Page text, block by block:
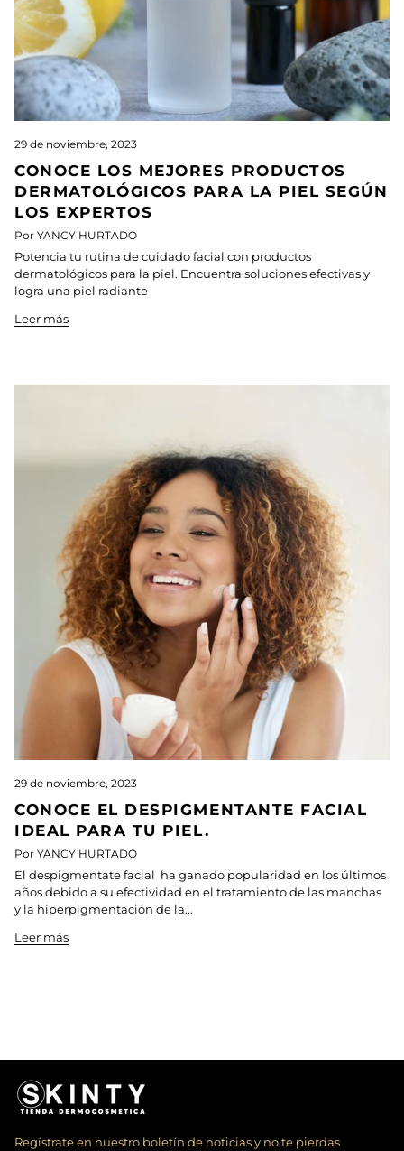
29 de noviembre, 2023
CONOCE LOS MEJORES PRODUCTOS
DERMATOLÓGICOS PARA LA PIEL SEGÚN
LOS EXPERTOS
Por YANCY HURTADO
Potencia tu rutina de cuidado facial con productos
dermatológicos para la piel. Encuentra soluciones efectivas y
logra una piel radiante
Leer más
29 de noviembre, 2023
CONOCE EL DESPIGMENTANTE FACIAL
IDEAL PARA TU PIEL.
Por YANCY HURTADO
El despigmentate facial ha ganado popularidad en los últimos
años debido a su efectividad en el tratamiento de las manchas
y la hiperpigmentación de la...
Leer más
Regístrate en nuestro boletín de noticias y no te pierdas